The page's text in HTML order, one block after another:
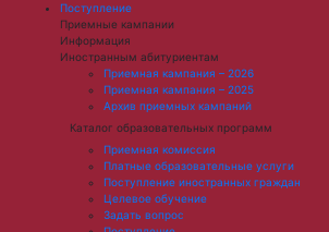
Поступление
Приемные кампании
Информация
Иностранным абитуриентам
Приемная кампания – 2026
Приемная кампания – 2025
Архив приемных кампаний
Каталог образовательных программ
Приемная комиссия
Платные образовательные услуги
Поступление иностранных граждан
Целевое обучение
Задать вопрос